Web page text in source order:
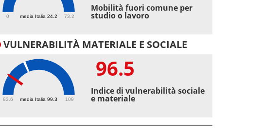
media Italia 24.2
0 73.2
Mobilità fuori comune per
studio o lavoro
VULNERABILITÀ MATERIALE E SOCIALE
media Italia 99.3
93.6 109
96.5
Indice di vulnerabilità sociale
e materiale